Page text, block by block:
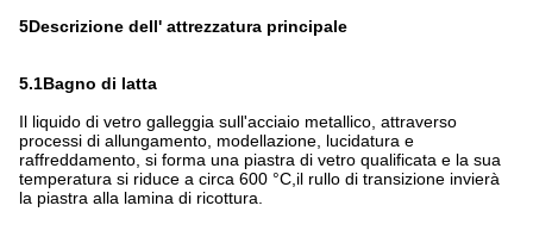
5Descrizione dell' attrezzatura principale
5.1Bagno di latta
Il liquido di vetro galleggia sull'acciaio metallico, attraverso
processi di allungamento, modellazione, lucidatura e
raffreddamento, si forma una piastra di vetro qualificata e la sua
temperatura si riduce a circa 600 °C,il rullo di transizione invierà
la piastra alla lamina di ricottura.